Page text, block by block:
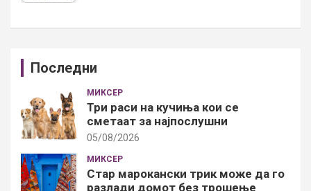
Последни
МИКСЕР
Три раси на кучиња кои се
сметаат за најпослушни
05/08/2026
МИКСЕР
Стар марокански трик може да го
разлади домот без трошење